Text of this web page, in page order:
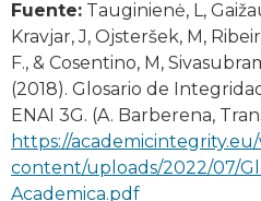
Fuente: Tauginienė, L,
Kravjar, J, Ojsteršek, M,
F., & Cosentino, M,
(2018). Glosario de
ENAI 3G. (A. Barberena,
https://
content/uploads/2022/07/
Academica.pdf